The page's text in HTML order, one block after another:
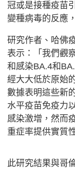
冠或是接種疫苗
變種病毒的反應
研究作者、哈佛
表示：「我們觀
和感染BA.4和
經大大低於原始
數據表明這些新
水平疫苗免疫力
感染激增，然而
重症率提供實質
此研究結果與哥